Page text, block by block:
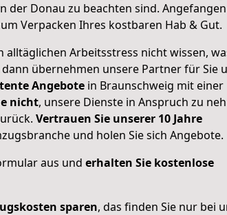
der Donau zu beachten sind.
Verpacken Ihres kostbaren Hab & Gut.
alltäglichen Arbeitsstress nicht wissen,
übernehmen unsere Partner für Sie
Angebote in Braunschweig mit einer
nicht, unsere Dienste in Anspruch zu
Vertrauen Sie unserer 10 Jahre
und holen Sie sich Angebote.
aus und erhalten Sie kostenlose
sparen, das finden Sie nur bei